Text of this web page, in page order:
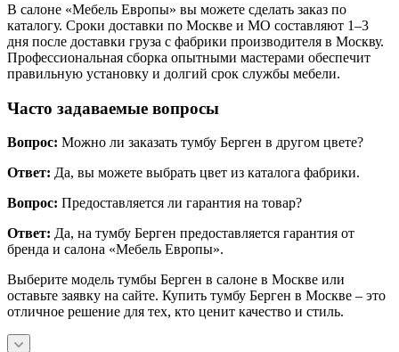
В салоне «Мебель Европы» вы можете сделать заказ по
каталогу. Сроки доставки по Москве и МО составляют 1–3
дня после доставки груза с фабрики производителя в Москву.
Профессиональная сборка опытными мастерами обеспечит
правильную установку и долгий срок службы мебели.
Часто задаваемые вопросы
Вопрос: Можно ли заказать тумбу Берген в другом цвете?
Ответ: Да, вы можете выбрать цвет из каталога фабрики.
Вопрос: Предоставляется ли гарантия на товар?
Ответ: Да, на тумбу Берген предоставляется гарантия от
бренда и салона «Мебель Европы».
Выберите модель тумбы Берген в салоне в Москве или
оставьте заявку на сайте. Купить тумбу Берген в Москве – это
отличное решение для тех, кто ценит качество и стиль.